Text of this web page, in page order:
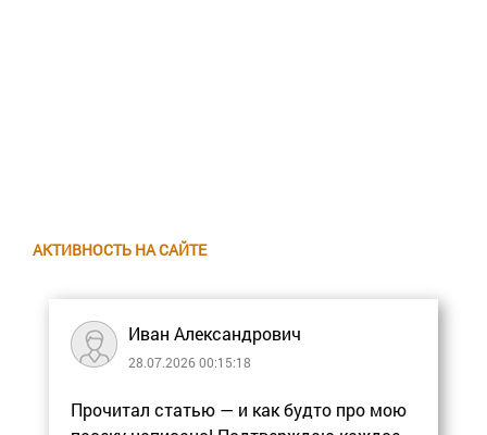
АКТИВНОСТЬ НА САЙТЕ
Иван Александрович
28.07.2026 00:15:18
Прочитал статью — и как будто про мою